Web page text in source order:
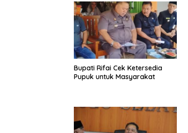
Bupati Rifai Cek Ketersedia
Pupuk untuk Masyarakat